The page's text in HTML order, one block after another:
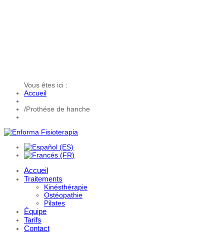
Vous êtes ici :
Accueil
/Prothése de hanche
Accueil
Traitements
Kinésthérapie
Ostéopathie
Pilates
Équipe
Tarifs
Contact